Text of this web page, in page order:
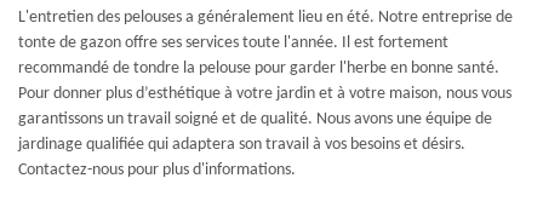
L'entretien des pelouses a généralement lieu en été. Notre entreprise de
tonte de gazon offre ses services toute l'année. Il est fortement
recommandé de tondre la pelouse pour garder l'herbe en bonne santé.
Pour donner plus d’esthétique à votre jardin et à votre maison, nous vous
garantissons un travail soigné et de qualité. Nous avons une équipe de
jardinage qualifiée qui adaptera son travail à vos besoins et désirs.
Contactez-nous pour plus d'informations.